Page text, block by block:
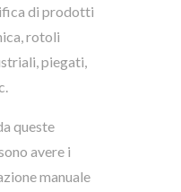
di prodotti
rotoli
piegati,
queste
avere i
manuale